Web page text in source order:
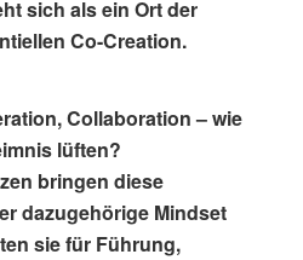
sich als ein Ort der
Co-Creation.
Collaboration – wie
lüften?
bringen diese
dazugehörige Mindset
sie für Führung,